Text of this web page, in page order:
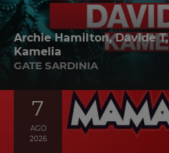
Archie Hamilton, Davide T,
Kamelia
GATE SARDINIA
7
AGO
2026